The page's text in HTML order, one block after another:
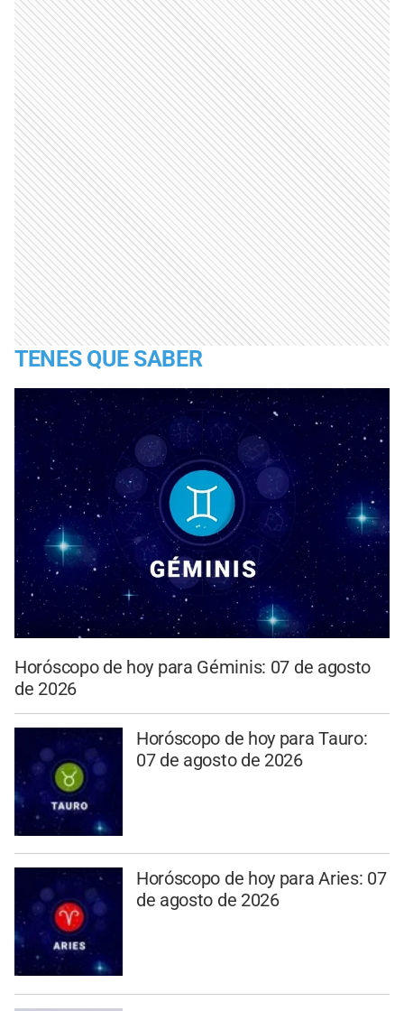
TENES QUE SABER
Horóscopo de hoy para Géminis: 07 de agosto
de 2026
Horóscopo de hoy para Tauro:
07 de agosto de 2026
Horóscopo de hoy para Aries: 07
de agosto de 2026